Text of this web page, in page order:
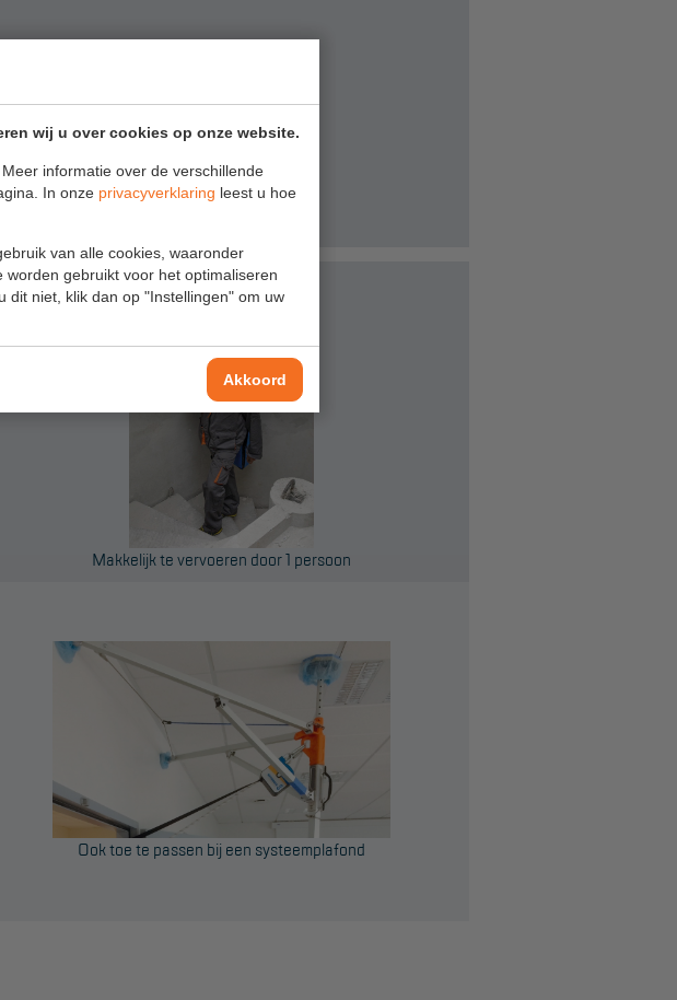
wij u over cookies op onze website.
informatie over de verschillende
In onze privacyverklaring leest u hoe
van alle cookies, waaronder
gebruikt voor het optimaliseren
dit niet, klik dan op "Instellingen" om uw
Akkoord
Makkelijk te vervoeren door 1 persoon
Ook toe te passen bij een systeemplafond